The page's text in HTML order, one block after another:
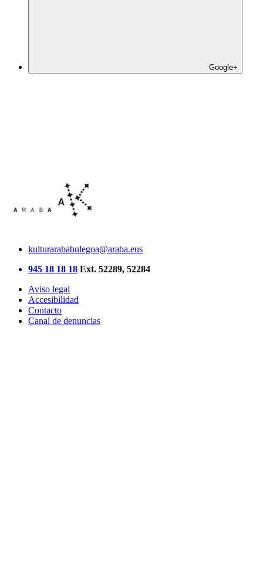
Google+
kulturarababulegoa@araba.eus
945 18 18 18 Ext. 52289, 52284
Aviso legal
Accesibilidad
Contacto
Canal de denuncias